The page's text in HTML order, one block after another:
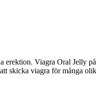
Viagra Oral Jelly
skicka viagra för många